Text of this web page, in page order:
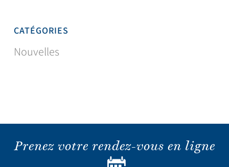
CATÉGORIES
Nouvelles
Prenez votre rendez-vous en ligne